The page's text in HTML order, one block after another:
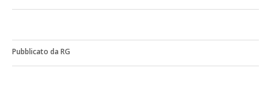
Pubblicato da RG